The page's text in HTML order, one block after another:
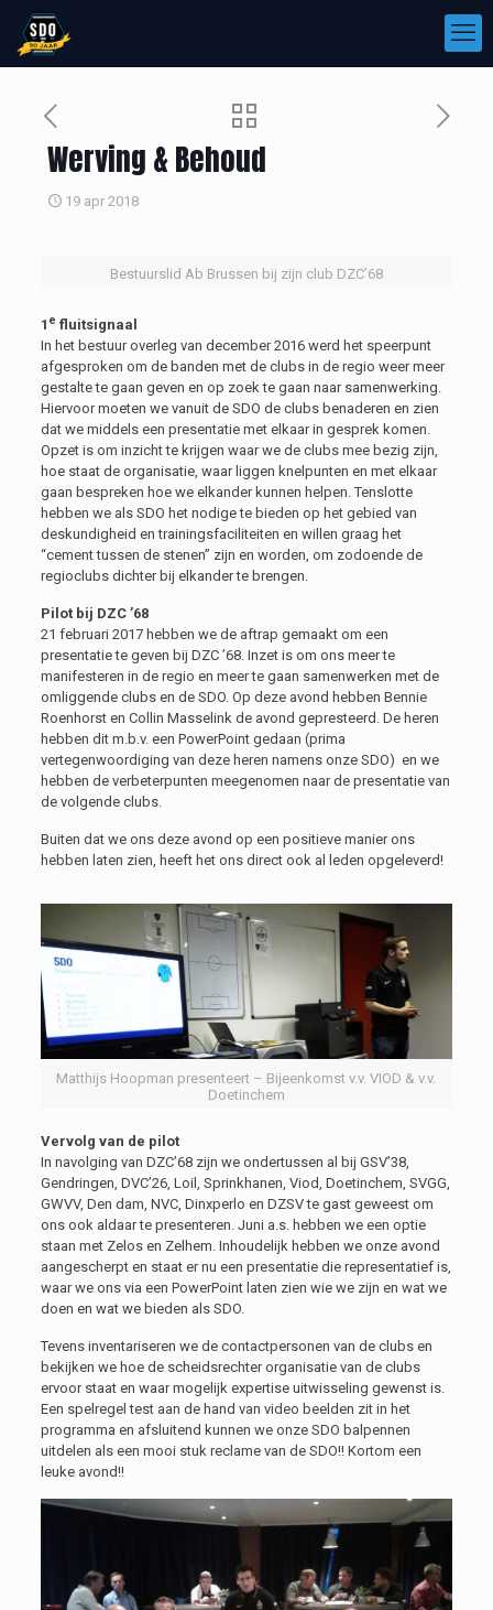
Werving & Behoud
19 apr 2018
Bestuurslid Ab Brussen bij zijn club DZC’68
1 e fluitsignaal
In het bestuur overleg van december 2016 werd het speerpunt
afgesproken om de banden met de clubs in de regio weer meer
gestalte te gaan geven en op zoek te gaan naar samenwerking.
Hiervoor moeten we vanuit de SDO de clubs benaderen en zien
dat we middels een presentatie met elkaar in gesprek komen.
Opzet is om inzicht te krijgen waar we de clubs mee bezig zijn,
hoe staat de organisatie, waar liggen knelpunten en met elkaar
gaan bespreken hoe we elkander kunnen helpen. Tenslotte
hebben we als SDO het nodige te bieden op het gebied van
deskundigheid en trainingsfaciliteiten en willen graag het
“cement tussen de stenen” zijn en worden, om zodoende de
regioclubs dichter bij elkander te brengen.
Pilot bij DZC ’68
21 februari 2017 hebben we de aftrap gemaakt om een
presentatie te geven bij DZC ’68. Inzet is om ons meer te
manifesteren in de regio en meer te gaan samenwerken met de
omliggende clubs en de SDO. Op deze avond hebben Bennie
Roenhorst en Collin Masselink de avond gepresteerd. De heren
hebben dit m.b.v. een PowerPoint gedaan (prima
vertegenwoordiging van deze heren namens onze SDO) en we
hebben de verbeterpunten meegenomen naar de presentatie van
de volgende clubs.
Buiten dat we ons deze avond op een positieve manier ons
hebben laten zien, heeft het ons direct ook al leden opgeleverd!
Matthijs Hoopman presenteert – Bijeenkomst v.v. VIOD & v.v.
Doetinchem
Vervolg van de pilot
In navolging van DZC’68 zijn we ondertussen al bij GSV’38,
Gendringen, DVC’26, Loil, Sprinkhanen, Viod, Doetinchem, SVGG,
GWVV, Den dam, NVC, Dinxperlo en DZSV te gast geweest om
ons ook aldaar te presenteren. Juni a.s. hebben we een optie
staan met Zelos en Zelhem. Inhoudelijk hebben we onze avond
aangescherpt en staat er nu een presentatie die representatief is,
waar we ons via een PowerPoint laten zien wie we zijn en wat we
doen en wat we bieden als SDO.
Tevens inventariseren we de contactpersonen van de clubs en
bekijken we hoe de scheidsrechter organisatie van de clubs
ervoor staat en waar mogelijk expertise uitwisseling gewenst is.
Een spelregel test aan de hand van video beelden zit in het
programma en afsluitend kunnen we onze SDO balpennen
uitdelen als een mooi stuk reclame van de SDO!! Kortom een
leuke avond!!